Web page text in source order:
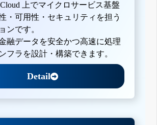
上でマイクロサービス基盤
・可用性・セキュリティを担う
ンです。
融データを安全かつ高速に処理
フラを設計・構築できます。
Detail